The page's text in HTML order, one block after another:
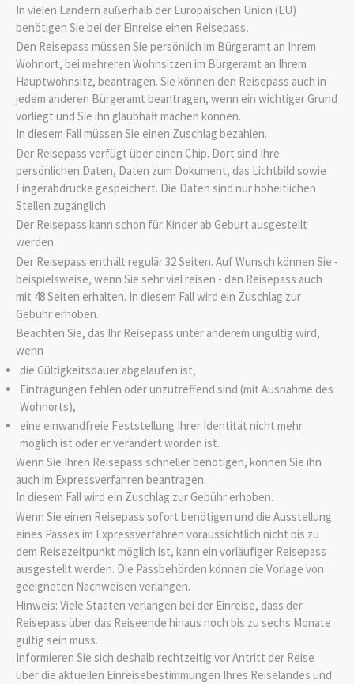
In vielen Ländern außerhalb der Europäischen Union (EU)
benötigen Sie bei der Einreise einen Reisepass.
Den Reisepass müssen Sie persönlich im Bürgeramt an Ihrem
Wohnort, bei mehreren Wohnsitzen im Bürgeramt an Ihrem
Hauptwohnsitz, beantragen. Sie können den Reisepass auch in
jedem anderen Bürgeramt beantragen, wenn ein wichtiger Grund
vorliegt und Sie ihn glaubhaft machen können.
In diesem Fall müssen Sie einen Zuschlag bezahlen.
Der Reisepass verfügt über einen Chip. Dort sind Ihre
persönlichen Daten, Daten zum Dokument, das Lichtbild sowie
Fingerabdrücke gespeichert. Die Daten sind nur hoheitlichen
Stellen zugänglich.
Der Reisepass kann schon für Kinder ab Geburt ausgestellt
werden.
Der Reisepass enthält regulär 32 Seiten. Auf Wunsch können Sie -
beispielsweise, wenn Sie sehr viel reisen - den Reisepass auch
mit 48 Seiten erhalten. In diesem Fall wird ein Zuschlag zur
Gebühr erhoben.
Beachten Sie, das Ihr Reisepass unter anderem ungültig wird,
wenn
die Gültigkeitsdauer abgelaufen ist,
Eintragungen fehlen oder unzutreffend sind (mit Ausnahme des
Wohnorts),
eine einwandfreie Feststellung Ihrer Identität nicht mehr
möglich ist oder er verändert worden ist.
Wenn Sie Ihren Reisepass schneller benötigen, können Sie ihn
auch im Expressverfahren beantragen.
In diesem Fall wird ein Zuschlag zur Gebühr erhoben.
Wenn Sie einen Reisepass sofort benötigen und die Ausstellung
eines Passes im Expressverfahren voraussichtlich nicht bis zu
dem Reisezeitpunkt möglich ist, kann ein vorläufiger Reisepass
ausgestellt werden. Die Passbehörden können die Vorlage von
geeigneten Nachweisen verlangen.
Hinweis: Viele Staaten verlangen bei der Einreise, dass der
Reisepass über das Reiseende hinaus noch bis zu sechs Monate
gültig sein muss.
Informieren Sie sich deshalb rechtzeitig vor Antritt der Reise
über die aktuellen Einreisebestimmungen Ihres Reiselandes und